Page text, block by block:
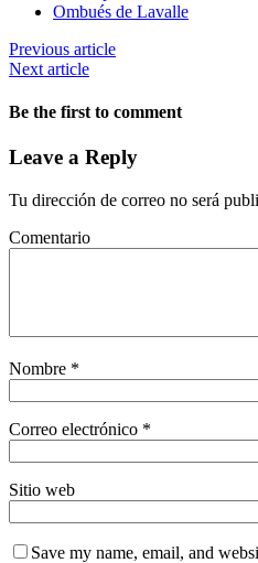
Ombués de Lavalle
Previous article
Next article
Be the first to comment
Leave a Reply
Tu dirección de correo no será
Comentario
Nombre *
Correo electrónico *
Sitio web
Save my name, email, and